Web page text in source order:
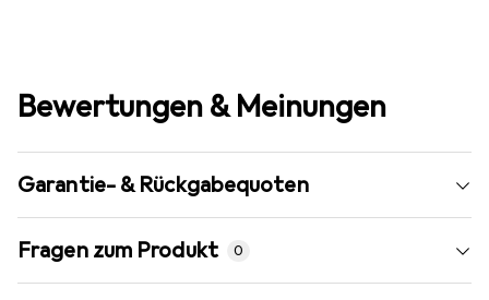
Bewertungen & Meinungen
Garantie- & Rückgabequoten
Fragen zum Produkt 0